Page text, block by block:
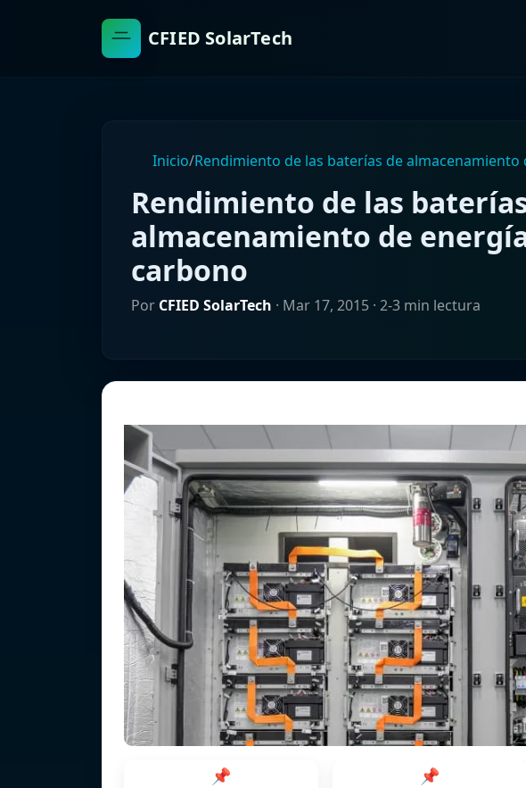
CFIED SolarTech
Inicio/Rendimiento de las baterías de
Rendimiento de las
almacenamiento de
carbono
Por CFIED SolarTech · Mar 17, 2015 · 2-3 min lectura
📌 📌